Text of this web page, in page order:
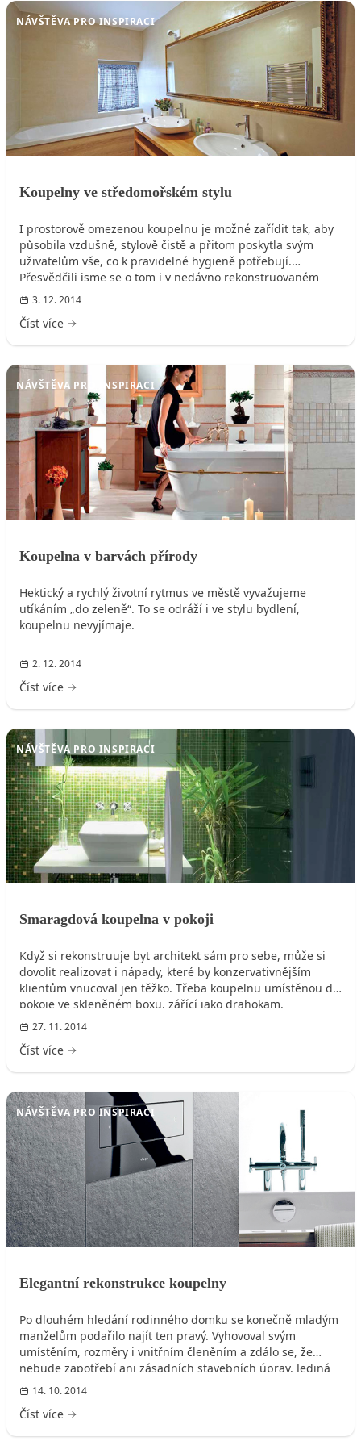
NÁVŠTĚVA PRO INSPIRACI
Koupelny ve středomořském stylu
I prostorově omezenou koupelnu je možné zařídit tak, aby
působila vzdušně, stylově čistě a přitom poskytla svým
uživatelům vše, co k pravidelné hygieně potřebují.
Přesvědčili jsme se o tom i v nedávno rekonstruovaném
domku, kde mají takové koupelny dvě.
3. 12. 2014
Číst více
NÁVŠTĚVA PRO INSPIRACI
Koupelna v barvách přírody
Hektický a rychlý životní rytmus ve městě vyvažujeme
utíkáním „do zeleně“. To se odráží i ve stylu bydlení,
koupelnu nevyjímaje.
2. 12. 2014
Číst více
NÁVŠTĚVA PRO INSPIRACI
Smaragdová koupelna v pokoji
Když si rekonstruuje byt architekt sám pro sebe, může si
dovolit realizovat i nápady, které by konzervativnějším
klientům vnucoval jen těžko. Třeba koupelnu umístěnou do
pokoje ve skleněném boxu, zářící jako drahokam.
27. 11. 2014
Číst více
NÁVŠTĚVA PRO INSPIRACI
Elegantní rekonstrukce koupelny
Po dlouhém hledání rodinného domku se konečně mladým
manželům podařilo najít ten pravý. Vyhovoval svým
umístěním, rozměry i vnitřním členěním a zdálo se, že
nebude zapotřebí ani zásadních stavebních úprav. Jediná
místnost, se kterou noví majitelé nebyli spokojeni, byla
14. 10. 2014
Číst více